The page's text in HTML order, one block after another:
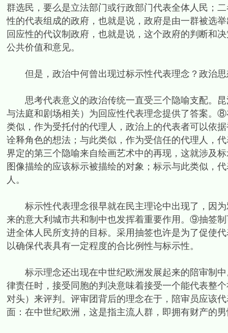
群选民，要么是立法部门或行政部门代表全体人民；
性的代表组成的政府，也就是说，政府是由一群被选
回应性的代议制政府，也就是说，这个政府的判断和
公共价值和意见。
但是，政治中何曾出现过标示性代表理念？政治思
思考代表意义的政治传统一直受三个隐喻支配。昆
与法庭和剧场相关）为回应性代表理念提供了答案。
类似，作为受托付的代理人，政治上的代表者可以依
诠释角色的想法；与此类似，作为受信任的代理人，
界定的第三个隐喻来自绘画艺术中的再现，这就涉及
图像描绘的应该标示被描绘的对象；标示与此类似，
人。
标示性代表理念很早就在民主理论中出现了，因为
来的意大利城市共和制中也发挥着重要作用。⑨抽签
进全体人民所支持的目标。采用抽签也许是为了促使
以确保代表具有一定程度的合比例性与标示性。
标示理念还出现在中世纪欧洲发展起来的陪审制中
律责任时，接受同胞的判决意味着接受一个能代表整
对头）来评判。评审团背后的理念在于，陪审员应该
面：在中世纪欧洲，这是指主流人群，即拥有财产的男